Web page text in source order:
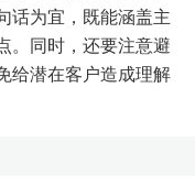
话为宜，既能涵盖主
。同时，还要注意避
给潜在客户造成理解